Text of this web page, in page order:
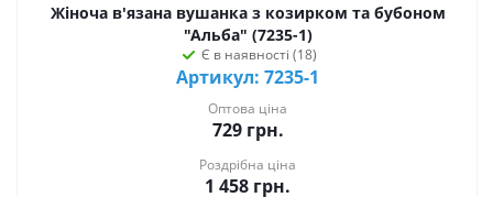
Жіноча в'язана вушанка з козирком та бубоном
"Альба" (7235-1)
Є в наявності (18)
Артикул: 7235-1
Оптова ціна
729грн.
Роздрібна ціна
1 458 грн.